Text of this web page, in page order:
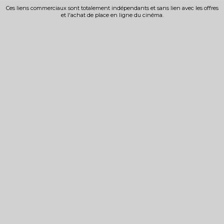
Ces liens commerciaux sont totalement indépendants et sans lien avec les offres
et l'achat de place en ligne du cinéma.